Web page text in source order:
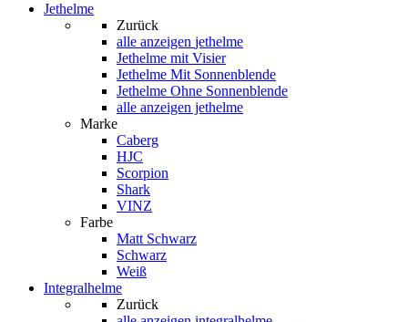
Jethelme
Zurück
alle anzeigen jethelme
Jethelme mit Visier
Jethelme Mit Sonnenblende
Jethelme Ohne Sonnenblende
alle anzeigen jethelme
Marke
Caberg
HJC
Scorpion
Shark
VINZ
Farbe
Matt Schwarz
Schwarz
Weiß
Integralhelme
Zurück